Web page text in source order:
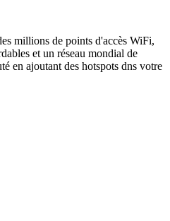
millions de points d'accès WiFi,
et un réseau mondial de
en ajoutant des hotspots dns votre